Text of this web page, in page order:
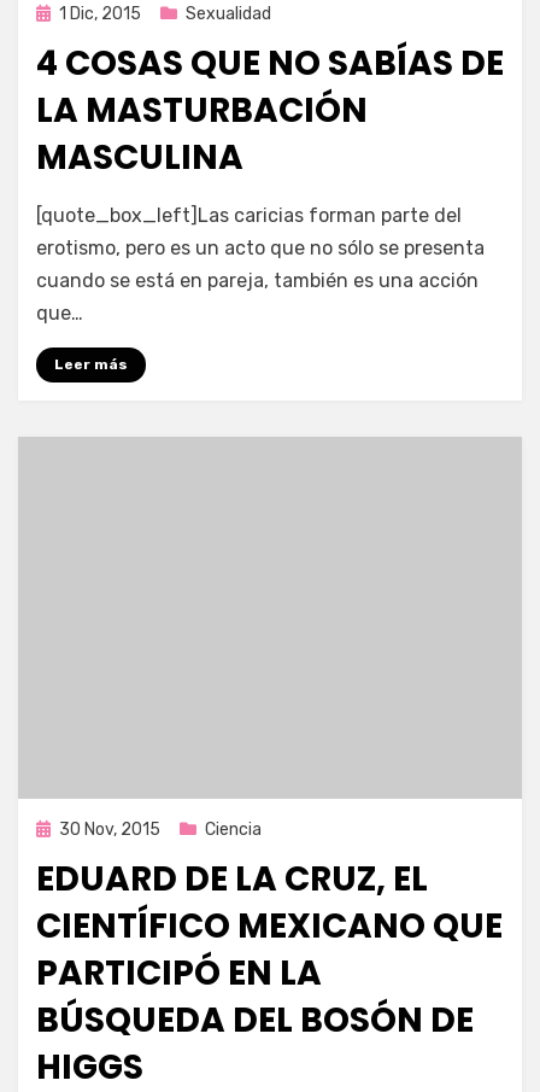
Publicada
1 Dic, 2015 Sexualidad
4 COSAS QUE NO SABÍAS DE
LA MASTURBACIÓN
MASCULINA
por Enrique
[quote_box_left]Las caricias forman parte del
erotismo, pero es un acto que no sólo se presenta
cuando se está en pareja, también es una acción
que…
Leer más
Publicada
30 Nov, 2015 Ciencia
EDUARD DE LA CRUZ, EL
CIENTÍFICO MEXICANO QUE
PARTICIPÓ EN LA
BÚSQUEDA DEL BOSÓN DE
HIGGS